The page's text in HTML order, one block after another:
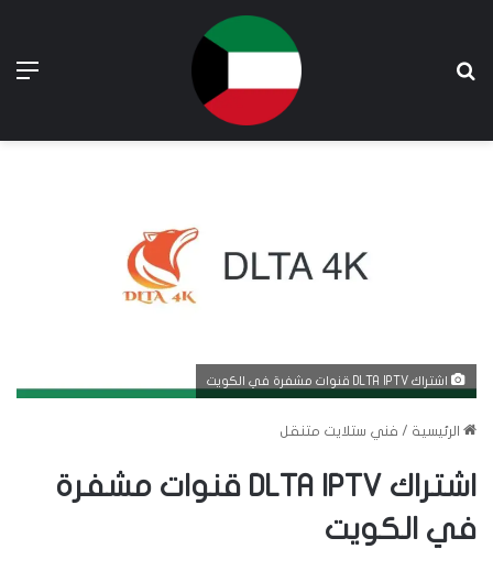
اشتراك DLTA IPTV قنوات مشفرة في الكويت
الرئيسية / فني ستلايت متنقل
اشتراك DLTA IPTV قنوات مشفرة
في الكويت